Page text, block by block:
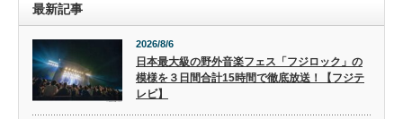
最新記事
2026/8/6
日本最大級の野外音楽フェス「フジロック」の
模様を３日間合計15時間で徹底放送！【フジテ
レビ】